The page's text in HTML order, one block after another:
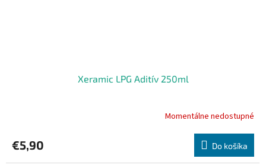
Xeramic LPG Aditív 250ml
Momentálne nedostupné
€5,90 Do košíka